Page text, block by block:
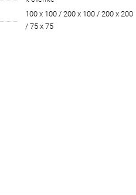
100 х 100 / 200 х 100 / 200 х 200
/ 75 х 75